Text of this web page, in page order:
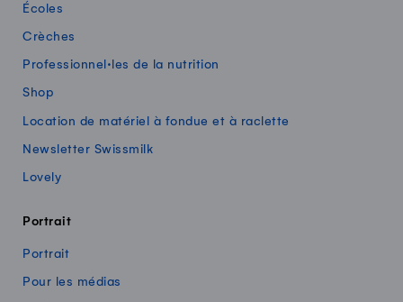
Écoles
Crèches
Professionnel·les de la nutrition
Shop
Location de matériel à fondue et à raclette
Newsletter Swissmilk
Lovely
Portrait
Portrait
Pour les médias